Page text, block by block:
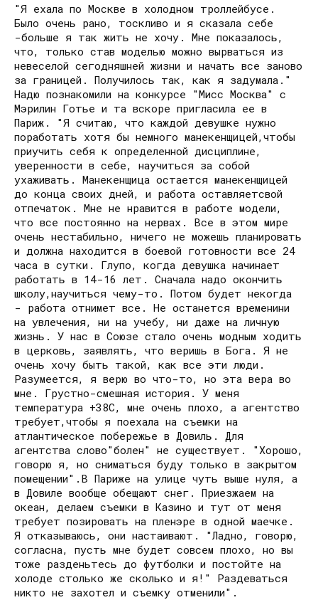
"Я ехала по Москве в холодном троллейбусе.
Было очень рано, тоскливо и я сказала себе
-больше я так жить не хочу. Мне показалось,
что, только став моделью можно вырваться из
невеселой сегодняшней жизни и начать все заново
за границей. Получилось так, как я задумала."
Надю познакомили на конкурсе "Мисс Москва" с
Мэрилин Готье и та вскоре пригласила ее в
Париж. "Я считаю, что каждой девушке нужно
поработать хотя бы немного манекенщицей,чтобы
приучить себя к определенной дисциплине,
уверенности в себе, научиться за собой
ухаживать. Манекенщица остается манекенщицей
до конца своих дней, и работа оставляетсвой
отпечаток. Мне не нравится в работе модели,
что все постоянно на нервах. Все в этом мире
очень нестабильно, ничего не можешь планировать
и должна находится в боевой готовности все 24
часа в сутки. Глупо, когда девушка начинает
работать в 14-16 лет. Сначала надо окончить
школу,научиться чему-то. Потом будет некогда
- работа отнимет все. Не останется временини
на увлечения, ни на учебу, ни даже на личную
жизнь. У нас в Союзе стало очень модным ходить
в церковь, заявлять, что веришь в Бога. Я не
очень хочу быть такой, как все эти люди.
Разумеется, я верю во что-то, но эта вера во
мне. Грустно-смешная история. У меня
температура +38С, мне очень плохо, а агентство
требует,чтобы я поехала на съемки на
атлантическое побережье в Довиль. Для
агентства слово"болен" не существует. "Хорошо,
говорю я, но сниматься буду только в закрытом
помещении".В Париже на улице чуть выше нуля, а
в Довиле вообще обещают снег. Приезжаем на
океан, делаем съемки в Казино и тут от меня
требует позировать на пленэре в одной маечке.
Я отказываюсь, они настаивают. "Ладно, говорю,
согласна, пусть мне будет совсем плохо, но вы
тоже разденьтесь до футболки и постойте на
холоде столько же сколько и я!" Раздеваться
никто не захотел и съемку отменили".